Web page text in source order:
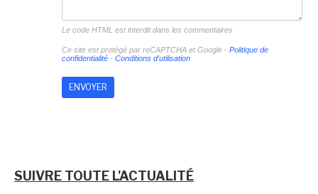
Le code HTML est interdit dans les commentaires
Ce site est protégé par reCAPTCHA et Google - Politique de
confidentialité- Conditions d'utilisation
SUIVRE TOUTE L'ACTUALITÉ